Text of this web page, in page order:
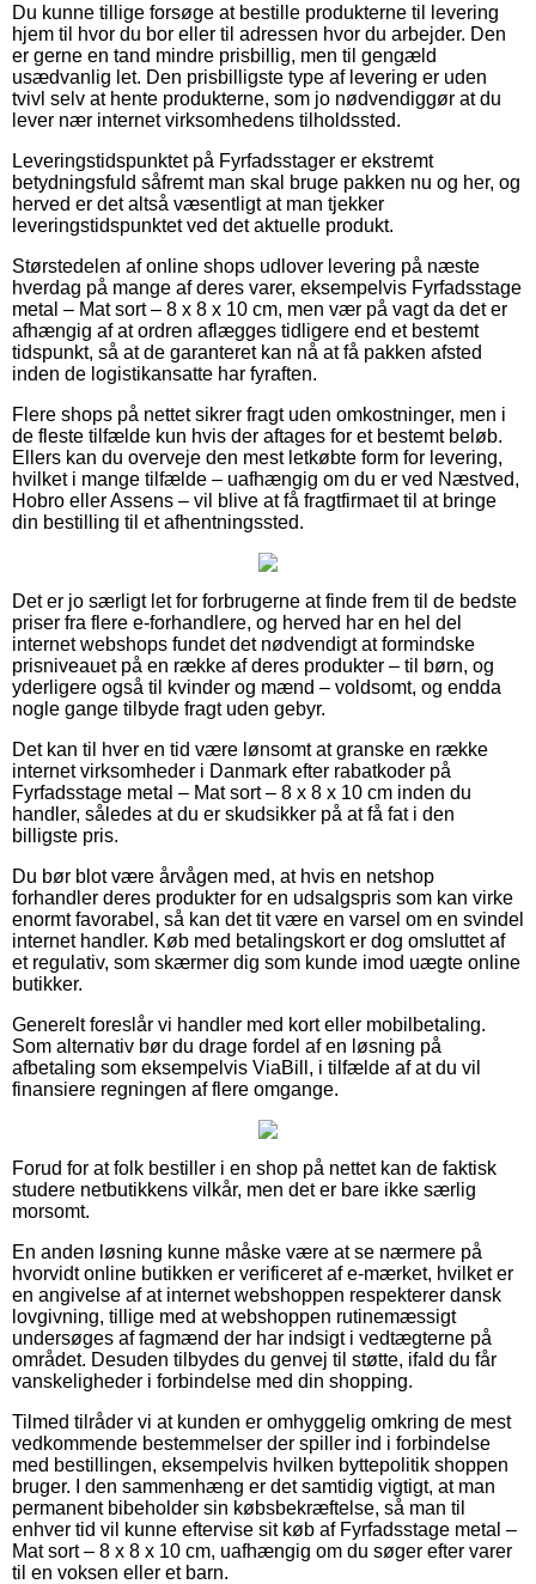
Du kunne tillige forsøge at bestille produkterne til levering
hjem til hvor du bor eller til adressen hvor du arbejder. Den
er gerne en tand mindre prisbillig, men til gengæld
usædvanlig let. Den prisbilligste type af levering er uden
tvivl selv at hente produkterne, som jo nødvendiggør at du
lever nær internet virksomhedens tilholdssted.
Leveringstidspunktet på Fyrfadsstager er ekstremt
betydningsfuld såfremt man skal bruge pakken nu og her, og
herved er det altså væsentligt at man tjekker
leveringstidspunktet ved det aktuelle produkt.
Størstedelen af online shops udlover levering på næste
hverdag på mange af deres varer, eksempelvis Fyrfadsstage
metal – Mat sort – 8 x 8 x 10 cm, men vær på vagt da det er
afhængig af at ordren aflægges tidligere end et bestemt
tidspunkt, så at de garanteret kan nå at få pakken afsted
inden de logistikansatte har fyraften.
Flere shops på nettet sikrer fragt uden omkostninger, men i
de fleste tilfælde kun hvis der aftages for et bestemt beløb.
Ellers kan du overveje den mest letkøbte form for levering,
hvilket i mange tilfælde – uafhængig om du er ved Næstved,
Hobro eller Assens – vil blive at få fragtfirmaet til at bringe
din bestilling til et afhentningssted.
Det er jo særligt let for forbrugerne at finde frem til de bedste
priser fra flere e-forhandlere, og herved har en hel del
internet webshops fundet det nødvendigt at formindske
prisniveauet på en række af deres produkter – til børn, og
yderligere også til kvinder og mænd – voldsomt, og endda
nogle gange tilbyde fragt uden gebyr.
Det kan til hver en tid være lønsomt at granske en række
internet virksomheder i Danmark efter rabatkoder på
Fyrfadsstage metal – Mat sort – 8 x 8 x 10 cm inden du
handler, således at du er skudsikker på at få fat i den
billigste pris.
Du bør blot være årvågen med, at hvis en netshop
forhandler deres produkter for en udsalgspris som kan virke
enormt favorabel, så kan det tit være en varsel om en svindel
internet handler. Køb med betalingskort er dog omsluttet af
et regulativ, som skærmer dig som kunde imod uægte online
butikker.
Generelt foreslår vi handler med kort eller mobilbetaling.
Som alternativ bør du drage fordel af en løsning på
afbetaling som eksempelvis ViaBill, i tilfælde af at du vil
finansiere regningen af flere omgange.
Forud for at folk bestiller i en shop på nettet kan de faktisk
studere netbutikkens vilkår, men det er bare ikke særlig
morsomt.
En anden løsning kunne måske være at se nærmere på
hvorvidt online butikken er verificeret af e-mærket, hvilket er
en angivelse af at internet webshoppen respekterer dansk
lovgivning, tillige med at webshoppen rutinemæssigt
undersøges af fagmænd der har indsigt i vedtægterne på
området. Desuden tilbydes du genvej til støtte, ifald du får
vanskeligheder i forbindelse med din shopping.
Tilmed tilråder vi at kunden er omhyggelig omkring de mest
vedkommende bestemmelser der spiller ind i forbindelse
med bestillingen, eksempelvis hvilken byttepolitik shoppen
bruger. I den sammenhæng er det samtidig vigtigt, at man
permanent bibeholder sin købsbekræftelse, så man til
enhver tid vil kunne eftervise sit køb af Fyrfadsstage metal –
Mat sort – 8 x 8 x 10 cm, uafhængig om du søger efter varer
til en voksen eller et barn.